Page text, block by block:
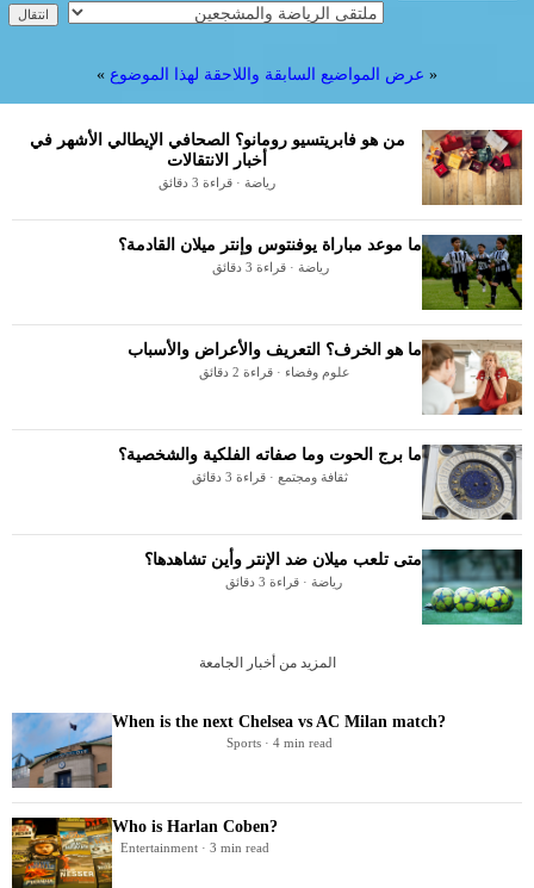
« عرض المواضيع السابقة واللاحقة لهذا الموضوع »
من هو فابريتسيو رومانو؟ الصحافي الإيطالي الأشهر في
أخبار الانتقالات
رياضة · قراءة 3 دقائق
ما موعد مباراة يوفنتوس وإنتر ميلان القادمة؟
رياضة · قراءة 3 دقائق
ما هو الخرف؟ التعريف والأعراض والأسباب
علوم وفضاء · قراءة 2 دقائق
ما برج الحوت وما صفاته الفلكية والشخصية؟
ثقافة ومجتمع · قراءة 3 دقائق
متى تلعب ميلان ضد الإنتر وأين تشاهدها؟
رياضة · قراءة 3 دقائق
المزيد من أخبار الجامعة
When is the next Chelsea vs AC Milan match?
Sports · 4 min read
Who is Harlan Coben?
Entertainment · 3 min read